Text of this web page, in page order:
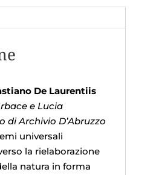
De Laurentiis
e Lucia
di Archivio D’Abruzzo
universali
la rielaborazione
natura in forma